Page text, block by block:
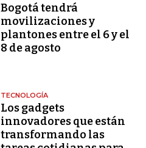
Bogotá tendrá
movilizaciones y
plantones entre el 6 y el
8 de agosto
TECNOLOGÍA
Los gadgets
innovadores que están
transformando las